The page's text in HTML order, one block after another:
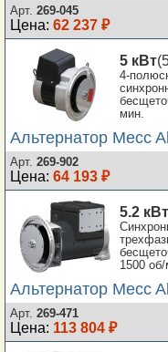
Арт. 269-045
Цена: 62 237 ₽
5 кВт
4-
мин.
Альтернатор Mecc
Арт. 269-902
Цена: 64 193 ₽
5.2 кВт
1500 об/
Альтернатор Mecc
Арт. 269-471
Цена: 113 804 ₽